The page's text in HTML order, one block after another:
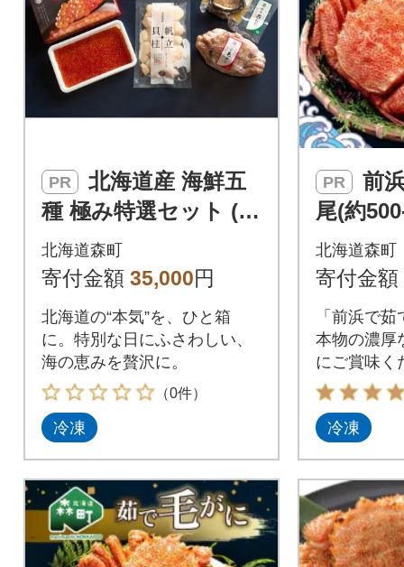
PR
種 極み特選セット (毛
蟹・ホタテ・いく
ら・蝦夷あわび・秋
北海道森町
寄付金額 35,000円
北海道の“本気”を、ひと箱
に。特別な日にふさわしい、
海の恵みを贅沢に。
（0件）
冷凍
PR
尾(約
北海道森町
寄付金額
「前浜で
本物の濃厚
にご賞味く
冷凍